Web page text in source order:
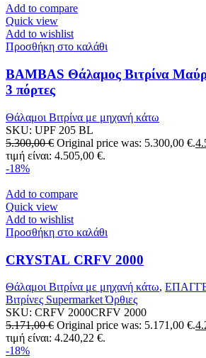
Add to compare
Quick view
Add to wishlist
Προσθήκη στο καλάθι
BAMBAS Θάλαμος Βιτρίνα
3 πόρτες
Θάλαμοι Βιτρίνα με μηχανή κάτω
SKU: UPF 205 BL
5.300,00€ Original price was: 5.300,00 €.
τιμή είναι: 4.505,00 €.
-18%
Add to compare
Quick view
Add to wishlist
Προσθήκη στο καλάθι
CRYSTAL CRFV 2000
Θάλαμοι Βιτρίνα με μηχανή κάτω,
Βιτρίνες Supermarket Όρθιες
SKU: CRFV 2000CRFV 2000
5.171,00€ Original price was: 5.171,00 €.
τιμή είναι: 4.240,22 €.
-18%